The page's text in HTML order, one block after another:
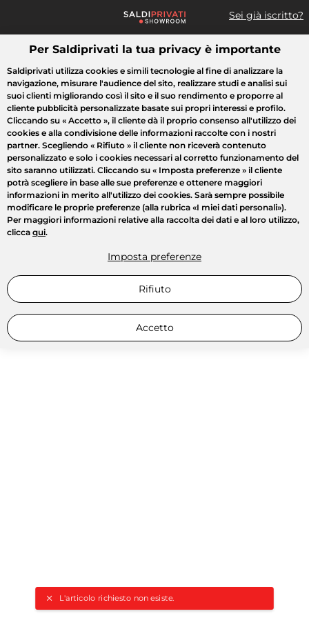
Sei già iscritto?
Cosa cerchi?
L'articolo richiesto non esiste.
Tutte le vendite Moda Casa Bellezza Elettrodomestici
Per Saldiprivati la tua privacy è importante
Saldiprivati utilizza cookies e simili tecnologie al fine di analizzare la
navigazione, misurare l'audience del sito, realizzare studi e analisi sui
suoi clienti migliorando così il sito e il suo rendimento e proporre al
cliente pubblicità personalizzate basate sui propri interessi e profilo.
Cliccando su « Accetto », il cliente dà il proprio consenso all'utilizzo dei
cookies e alla condivisione delle informazioni raccolte con i nostri
partner. Scegliendo « Rifiuto » il cliente non riceverà contenuto
personalizzato e solo i cookies necessari al corretto funzionamento del
sito saranno utilizzati. Cliccando su « Imposta preferenze » il cliente
potrà scegliere in base alle sue preferenze e ottenere maggiori
informazioni in merito all'utilizzo dei cookies. Sarà sempre possibile
modificare le proprie preferenze (alla rubrica «I miei dati personali»).
Per maggiori informazioni relative alla raccolta dei dati e al loro utilizzo,
clicca qui.
Imposta preferenze
Rifiuto
Accetto